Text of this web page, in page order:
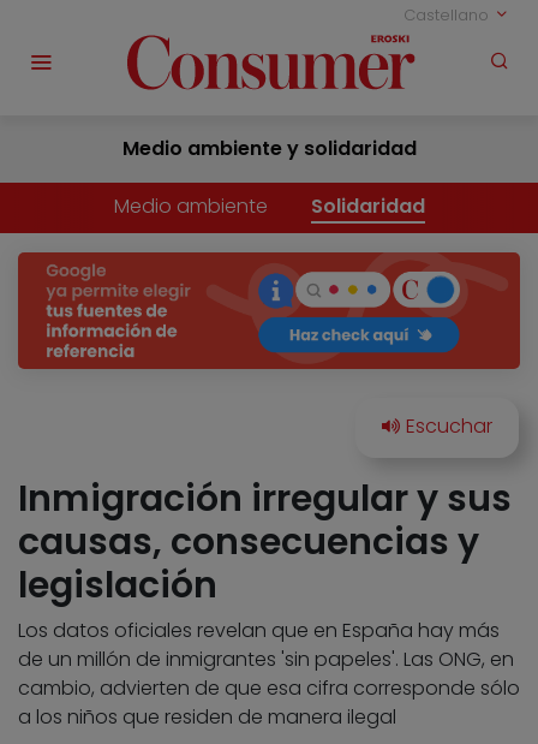
Castellano
Medio ambiente y solidaridad
Medio ambiente Solidaridad
Inmigración irregular y sus
causas, consecuencias y
legislación
Los datos oficiales revelan que en España hay más
de un millón de inmigrantes 'sin papeles'. Las ONG, en
cambio, advierten de que esa cifra corresponde sólo
a los niños que residen de manera ilegal